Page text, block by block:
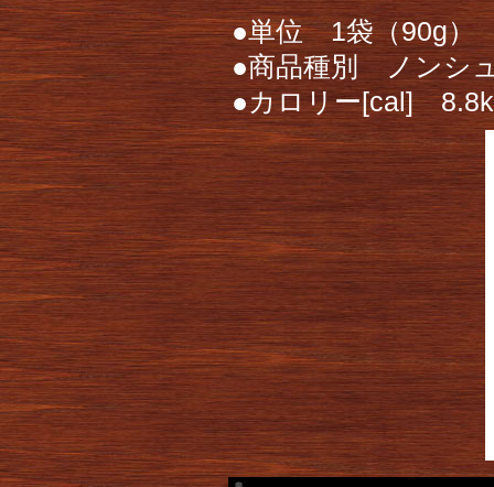
●単位 1袋（90g）
●商品種別 ノンシ
●カロリー[cal]